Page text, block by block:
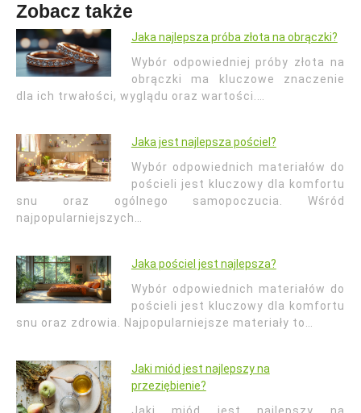
Zobacz także
Jaka najlepsza próba złota na obrączki?
Wybór odpowiedniej próby złota na
obrączki ma kluczowe znaczenie
dla ich trwałości, wyglądu oraz wartości.…
Jaka jest najlepsza pościel?
Wybór odpowiednich materiałów do
pościeli jest kluczowy dla komfortu
snu oraz ogólnego samopoczucia. Wśród
najpopularniejszych…
Jaka pościel jest najlepsza?
Wybór odpowiednich materiałów do
pościeli jest kluczowy dla komfortu
snu oraz zdrowia. Najpopularniejsze materiały to…
Jaki miód jest najlepszy na
przeziębienie?